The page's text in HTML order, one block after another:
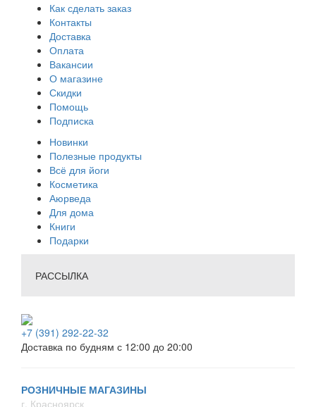
Как сделать заказ
Контакты
Доставка
Оплата
Вакансии
О магазине
Скидки
Помощь
Подписка
Новинки
Полезные продукты
Всё для йоги
Косметика
Аюрведа
Для дома
Книги
Подарки
РАССЫЛКА
+7 (391) 292-22-32
Доставка по будням с 12:00 до 20:00
РОЗНИЧНЫЕ МАГАЗИНЫ
г. Красноярск